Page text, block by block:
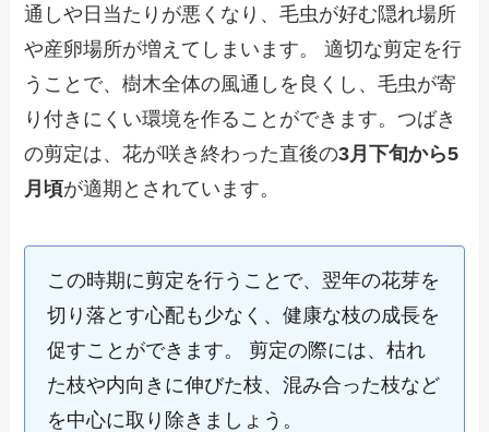
通しや日当たりが悪くなり、毛虫が好む隠れ場所
や産卵場所が増えてしまいます。 適切な剪定を行
うことで、樹木全体の風通しを良くし、毛虫が寄
り付きにくい環境を作ることができます。つばき
の剪定は、花が咲き終わった直後の3月下旬から5
月頃が適期とされています。
この時期に剪定を行うことで、翌年の花芽を
切り落とす心配も少なく、健康な枝の成長を
促すことができます。 剪定の際には、枯れ
た枝や内向きに伸びた枝、混み合った枝など
を中心に取り除きましょう。